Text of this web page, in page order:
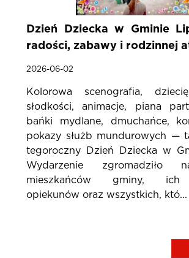
Dzień Dziecka w Gminie
radości, zabawy i rodzinnej
2026-06-02
Kolorowa scenografia,
słodkości, animacje, piana
bańki mydlane, dmuchańce,
pokazy służb mundurowych —
tegoroczny Dzień Dziecka w
Wydarzenie zgromadziło
mieszkańców gminy, ich
opiekunów oraz wszystkich, któ...